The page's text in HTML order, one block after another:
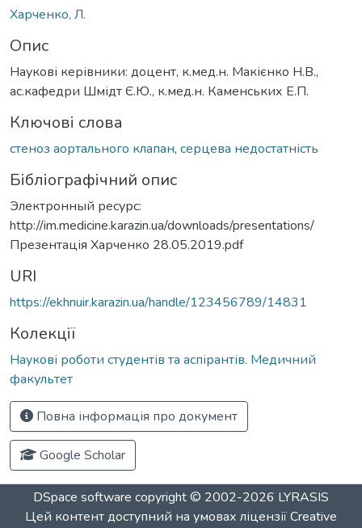
Харченко, Л.
Опис
Наукові керівники: доцент, к.мед.н. Макієнко Н.В.,
ас.кафедри Шмідт Є.Ю., к.мед.н. Каменських Е.П.
Ключові слова
стеноз аортального клапан, серцева недостатність
Бібліографічний опис
Электронный ресурс:
http://im.medicine.karazin.ua/downloads/presentations/
Презентація Харченко 28.05.2019.pdf
URI
https://ekhnuir.karazin.ua/handle/123456789/14831
Колекції
Наукові роботи студентів та аспірантів. Медичний
факультет
Повна інформація про документ
Google Scholar
DSpace software copyright © 2002-2026 LYRASIS
Цей контент доступний на умовах ліцензіїCreative